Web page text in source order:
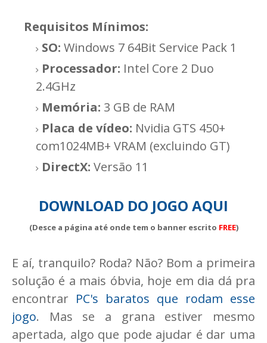
Requisitos Mínimos:
SO: Windows 7 64Bit Service Pack 1
Processador: Intel Core 2 Duo
2.4GHz
Memória: 3 GB de RAM
Placa de vídeo: Nvidia GTS 450+
com1024MB+ VRAM (excluindo GT)
DirectX: Versão 11
DOWNLOAD DO JOGO AQUI
(Desce a página até onde tem o banner escrito FREE)
E aí, tranquilo? Roda? Não? Bom a primeira
solução é a mais óbvia, hoje em dia dá pra
encontrar PC's baratos que rodam esse
jogo. Mas se a grana estiver mesmo
apertada, algo que pode ajudar é dar uma